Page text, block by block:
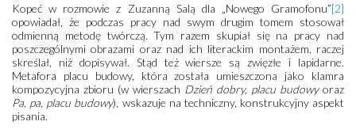
Kopeć w rozmowie z Zuzanną Salą dla „Nowego Gramofonu”[2]
opowiadał, że podczas pracy nad swym drugim tomem stosował
odmienną metodę twórczą. Tym razem skupiał się na pracy nad
poszczególnymi obrazami oraz nad ich literackim montażem, raczej
skreślał, niż dopisywał. Stąd też wiersze są zwięzłe i lapidarne.
Metafora placu budowy, która została umieszczona jako klamra
kompozycyjna zbioru (w wierszach Dzień dobry, placu budowyoraz
Pa, pa, placu budowy), wskazuje na techniczny, konstrukcyjny aspekt
pisania.